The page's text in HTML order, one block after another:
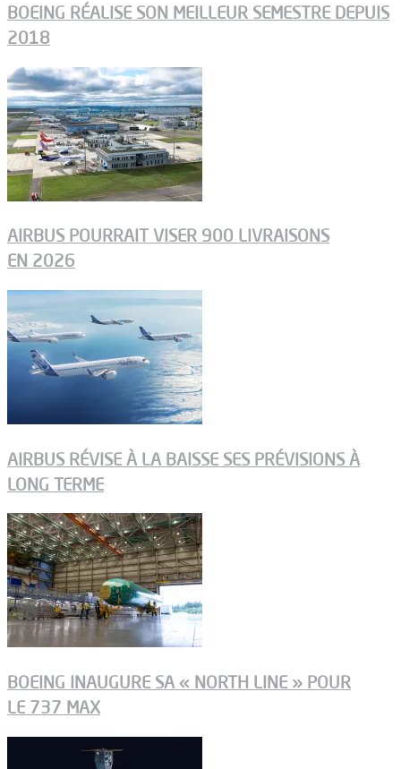
BOEING RÉALISE SON MEILLEUR SEMESTRE DEPUIS
2018
AIRBUS POURRAIT VISER 900 LIVRAISONS
EN 2026
AIRBUS RÉVISE À LA BAISSE SES PRÉVISIONS À
LONG TERME
BOEING INAUGURE SA « NORTH LINE » POUR
LE 737 MAX